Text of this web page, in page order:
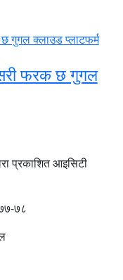
फरक छ गुगल
प्रकाशित आइसिटी
७८